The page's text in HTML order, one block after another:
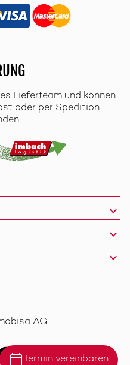
Lieferteam und können
oder per Spedition
calendar_today Termin vereinbaren
AG